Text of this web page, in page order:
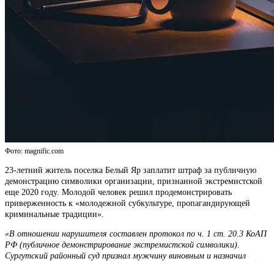
Фото: magnific.com
23-летний житель поселка Белый Яр заплатит штраф за публичную
демонстрацию символики организации, признанной экстремистской
еще 2020 году. Молодой человек решил продемонстрировать
приверженность к «молодежной субкультуре, пропагандирующей
криминальные традиции».
«В отношении нарушителя составлен протокол по ч. 1 ст. 20.3 КоАП
РФ (публичное демонстрирование экстремистской символики).
Сургутский районный суд признал мужчину виновным и назначил